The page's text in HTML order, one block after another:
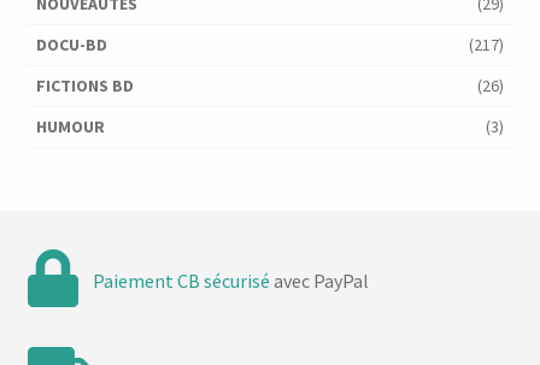
DOCU-BD
(217)
FICTIONS BD
(26)
HUMOUR
(3)
Paiement CB sécurisé avec PayPal